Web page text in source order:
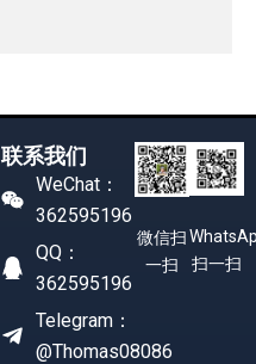
联系我们
WeChat：
362595196
QQ：
362595196
Telegram：
@Thomas08086
微信扫
一扫
扫一扫